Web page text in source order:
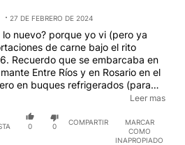
corrales.
27 DE FEBRERO DE 2024
lo nuevo? porque yo vi (pero ya
de carne bajo el rito
Recuerdo que se embarcaba en
Entre Ríos y en Rosario en el
en buques refrigerados (para
buques de bandera sueca -
luego desde Buenos Aires en
- ¿Cuándo suspendieron las
Leer mas
0 0
COMPARTIR
MARCAR
COMO
INAPROPIADO